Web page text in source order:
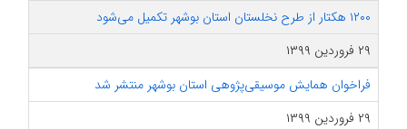
۱۲۰۰ هکتار از طرح نخلستان استان بوشهر تکمیل می‌شود
۲۹ فروردین ۱۳۹۹
فراخوان همایش موسیقی‌پژوهی استان بوشهر منتشر شد
۲۹ فروردین ۱۳۹۹